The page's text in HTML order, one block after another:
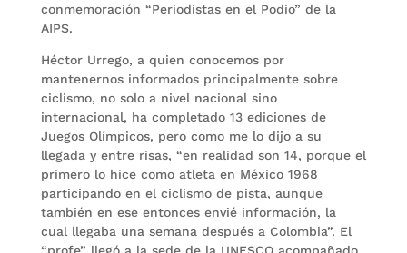
conmemoración “Periodistas en el Podio” de la
AIPS.
Héctor Urrego, a quien conocemos por
mantenernos informados principalmente sobre
ciclismo, no solo a nivel nacional sino
internacional, ha completado 13 ediciones de
Juegos Olímpicos, pero como me lo dijo a su
llegada y entre risas, “en realidad son 14, porque el
primero lo hice como atleta en México 1968
participando en el ciclismo de pista, aunque
también en ese entonces envié información, la
cual llegaba una semana después a Colombia”. El
“profe” llegó a la sede de la UNESCO acompañado